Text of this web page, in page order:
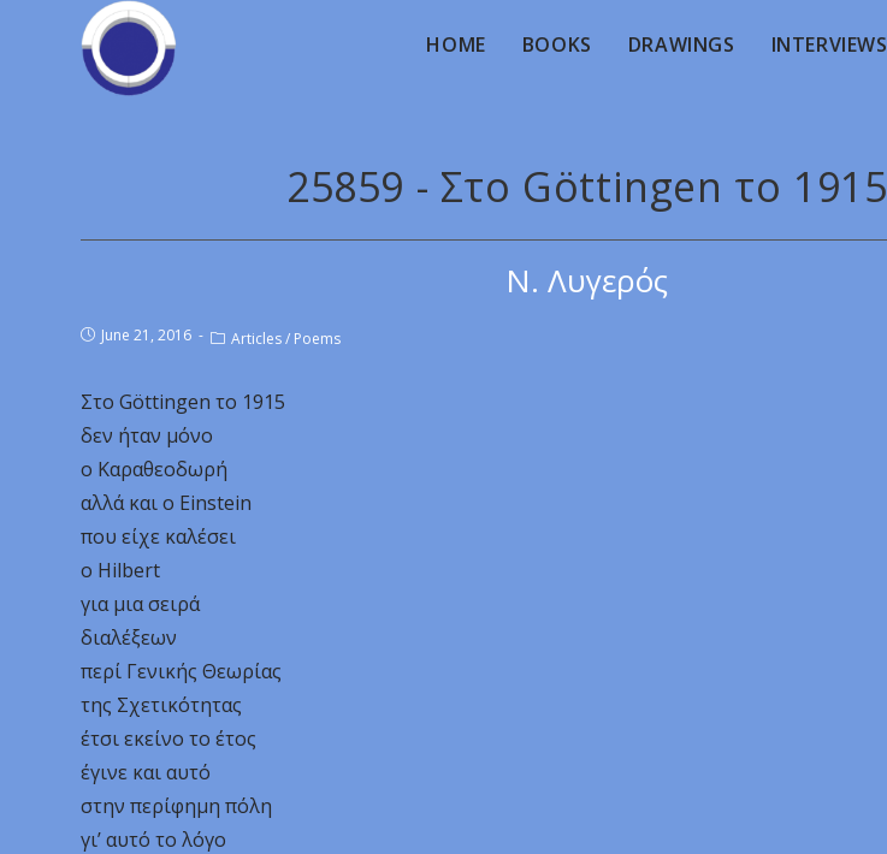
HOME BOOKS DRAWINGS INTERVIEWS
25859 - Στο Göttingen το 1915
Ν. Λυγερός
June 21, 2016 Articles/ Poems
Στο Göttingen το 1915
δεν ήταν μόνο
ο Καραθεοδωρή
αλλά και ο Einstein
που είχε καλέσει
ο Hilbert
για μια σειρά
διαλέξεων
περί Γενικής Θεωρίας
της Σχετικότητας
έτσι εκείνο το έτος
έγινε και αυτό
στην περίφημη πόλη
γι’ αυτό το λόγο